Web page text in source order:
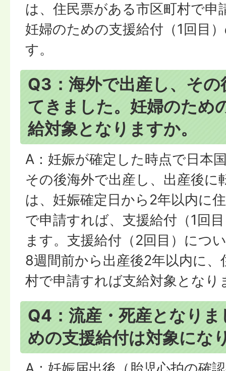
は、住民票がある市区町村で申
妊婦のための支援給付（1回目
す。
Q3：海外で出産し、そ
てきました。妊婦のため
給対象となりますか。
A：妊娠が確定した時点で日本
その後海外で出産し、出産後に
は、妊娠確定日から2年以内に
で申請すれば、支援給付（1回
ます。支援給付（2回目）につ
8週間前から出産後2年以内に
村で申請すれば支給対象となり
Q4：流産・死産となり
めの支援給付は対象にな